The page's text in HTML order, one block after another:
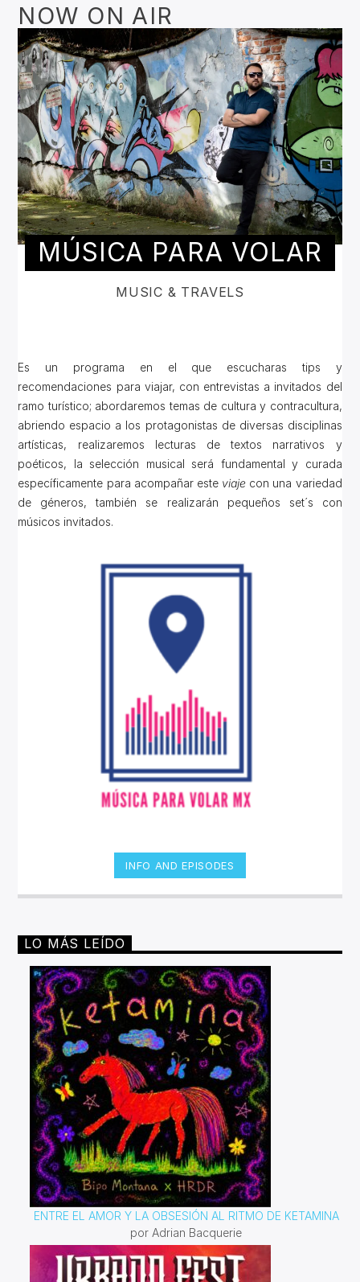
NOW ON AIR
MÚSICA PARA VOLAR
MUSIC & TRAVELS
Es un programa en el que escucharas tips y
recomendaciones para viajar, con entrevistas a invitados del
ramo turístico; abordaremos temas de cultura y contracultura,
abriendo espacio a los protagonistas de diversas disciplinas
artísticas, realizaremos lecturas de textos narrativos y
poéticos, la selección musical será fundamental y curada
específicamente para acompañar este viaje con una variedad
de géneros, también se realizarán pequeños set´s con
músicos invitados.
INFO AND EPISODES
LO MÁS LEÍDO
ENTRE EL AMOR Y LA OBSESIÓN AL RITMO DE KETAMINA
por Adrian Bacquerie